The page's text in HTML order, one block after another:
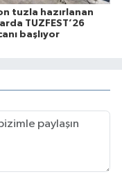
tuzla hazırlanan
TUZFEST’26
başlıyor